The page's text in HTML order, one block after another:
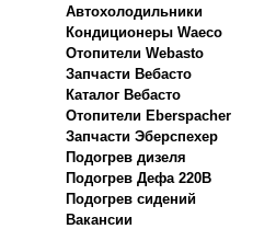
Автохолодильники
Кондиционеры Waeco
Отопители Webasto
Запчасти Вебасто
Каталог Вебасто
Отопители Eberspacher
Запчасти Эберспехер
Подогрев дизеля
Подогрев Дефа 220В
Подогрев сидений
Вакансии